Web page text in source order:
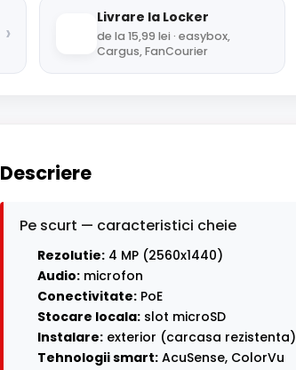
›
Livrare la Locker
de la 15,99 lei · easybox,
Cargus, FanCourier
Descriere
Pe scurt — caracteristici cheie
Rezolutie: 4 MP (2560x1440)
Audio: microfon
Conectivitate: PoE
Stocare locala: slot microSD
Instalare: exterior (carcasa rezistenta)
Tehnologii smart: AcuSense, ColorVu